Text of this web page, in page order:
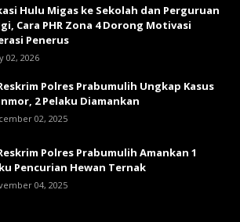
Hulu Migas ke Sekolah dan Perguruan
Cara PHR Zona 4 Dorong Motivasi
Penerus
02, 2026
Polres Prabumulih Ungkap Kasus
2 Pelaku Diamankan
02, 2025
Polres Prabumulih Amankan 1
Pencurian Hewan Ternak
04, 2025